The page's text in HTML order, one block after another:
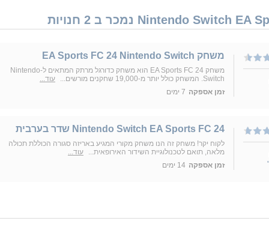
משחק EA Sports FC 24 Nintendo Switch
משחק EA Sports FC 24 הוא משחק כדורגל מרתק המתאים ל-Nintendo
Switch. המשחק כולל יותר מ-19,000 שחקנים מורשים...
עוד...
זמן אספקה 7 ימים
Nintendo Switch EA Sports FC 24 שדר בערבית
לקוח יקר! משחק זה הנו משחק מקורי המגיע באריזה סגורה הכוללת תכולה
מלאה, תואם לטכנולוגיית השידור האירופאית...
עוד...
זמן אספקה 14 ימים